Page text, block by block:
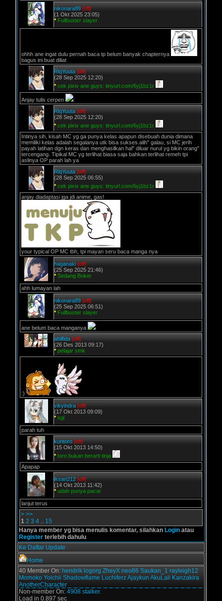
nikonara89 [off]
(1 Okt 2025 23:05)
* Fullbuster slayer
ohhh ane ingat dulu pernah baca tp belum banyak chapternya
bagus ini buat diliat
RlqYuuta [off]
(28 Sep 2025 12:20)
* cek pixiv ane guys: tinyurl.com/6yj1bz1r
Anjay tulis cerpen
:
RlqYuuta [off]
(28 Sep 2025 12:20)
* cek pixiv ane guys: tinyurl.com/6yj1bz1r
Intinya sih, kisah MC yg ga punya kelas apapun disebuah dunia dimana
memiliki kelas adalah segalanya utk bisa sukses.alih" galau, si MC jerih
payah latihan dgn keras dan menghasilkan hal" diluar nurul yg bikin orang"
tercengang. Tipikal MC yg terlihat biasa saja bahkan terlihat remeh tpi
aslinya OP parah lah ya
RlqYuuta [off]
(28 Sep 2025 06:55)
* cek pixiv ane guys: tinyurl.com/6yj1bz1r
anjay diadaptasi jga jdi anime, gas!
your typical OP MC tbh, tpi mayan seru baca manga nya
haganaki [off]
(25 Sep 2025 21:46)
* Sedang Boker
ahh lumayan lah
nikonara89 [off]
(25 Sep 2025 06:51)
* Fullbuster slayer
ane belum baca manganya
abilfida [off]
(26 Des 2013 09:17)
* pelajar smk
:)
vikyindra [off]
(17 Okt 2013 09:09)
* sgl
parah tuh
kuntoro [off]
(15 Okt 2013 14:50)
* toro bukan berarti tinja
Apapap
iksan212 [off]
(14 Okt 2013 11:42)
* udah punya pacar
lanjut terus
> >>
1 2 3 4 .. 15
Hanya member yg bisa menulis komentar, silahkan Login atau
Register terlebih dahulu
Ke Daftar Update
Home
40 Member On: hendrik logorg ZheyX neo86 Saukan_1 rayleigh12
Momoko Yoichii Shadowflame LuchiferzAjaykun AkuLali Kanzakira
AnotherCharacter
Non-member On: 4908 stalker.
Load in 0.897 sec